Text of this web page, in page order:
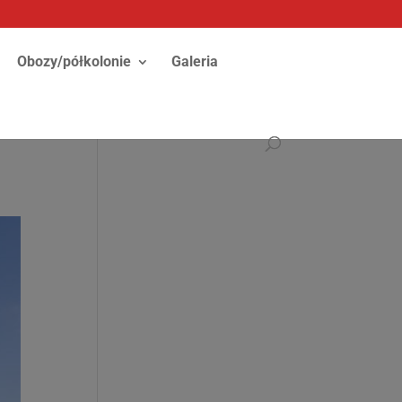
Obozy/półkolonie Galeria